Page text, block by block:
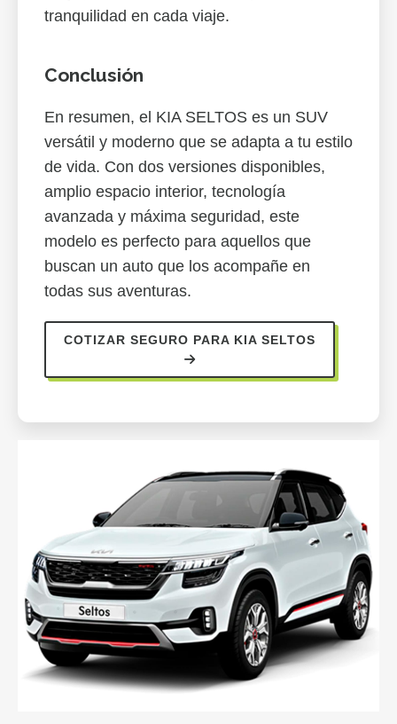
tranquilidad en cada viaje.
Conclusión
En resumen, el KIA SELTOS es un SUV
versátil y moderno que se adapta a tu estilo
de vida. Con dos versiones disponibles,
amplio espacio interior, tecnología
avanzada y máxima seguridad, este
modelo es perfecto para aquellos que
buscan un auto que los acompañe en
todas sus aventuras.
COTIZAR SEGURO PARA KIA SELTOS